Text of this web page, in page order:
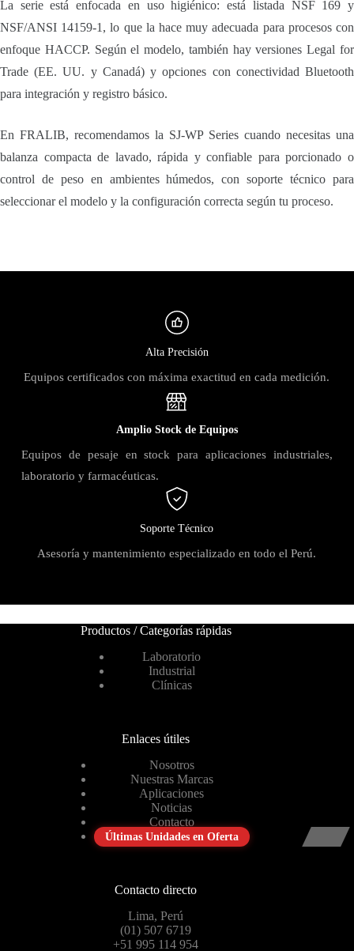
La serie está enfocada en uso higiénico: está listada NSF 169 y
NSF/ANSI 14159-1, lo que la hace muy adecuada para procesos con
enfoque HACCP. Según el modelo, también hay versiones Legal for
Trade (EE. UU. y Canadá) y opciones con conectividad Bluetooth
para integración y registro básico.
En FRALIB, recomendamos la SJ-WP Series cuando necesitas una
balanza compacta de lavado, rápida y confiable para porcionado o
control de peso en ambientes húmedos, con soporte técnico para
seleccionar el modelo y la configuración correcta según tu proceso.
Alta Precisión
Equipos certificados con máxima exactitud en cada medición.
Amplio Stock de Equipos
Equipos de pesaje en stock para aplicaciones industriales,
laboratorio y farmacéuticas.
Soporte Técnico
Asesoría y mantenimiento especializado en todo el Perú.
Productos / Categorías rápidas
Laboratorio
Industrial
Clínicas
Enlaces útiles
Nosotros
Nuestras Marcas
Aplicaciones
Noticias
Contacto
Últimas Unidades en Oferta
Contacto directo
Lima, Perú
(01) 507 6719
+51 995 114 954